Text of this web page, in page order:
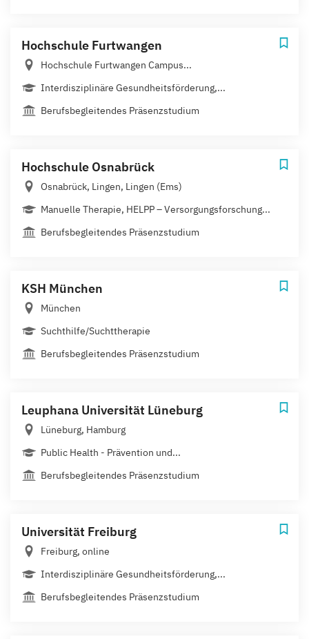
Hochschule Furtwangen
Hochschule Furtwangen Campus...
Interdisziplinäre Gesundheitsförderung,...
Berufsbegleitendes Präsenzstudium
Hochschule Osnabrück
Osnabrück, Lingen, Lingen (Ems)
Manuelle Therapie, HELPP – Versorgungsforschung...
Berufsbegleitendes Präsenzstudium
KSH München
München
Suchthilfe/Suchttherapie
Berufsbegleitendes Präsenzstudium
Leuphana Universität Lüneburg
Lüneburg, Hamburg
Public Health - Prävention und...
Berufsbegleitendes Präsenzstudium
Universität Freiburg
Freiburg, online
Interdisziplinäre Gesundheitsförderung,...
Berufsbegleitendes Präsenzstudium